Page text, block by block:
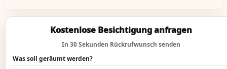
Kostenlose Besichtigung anfragen
In 30 Sekunden Rückrufwunsch senden
Was soll geräumt werden?